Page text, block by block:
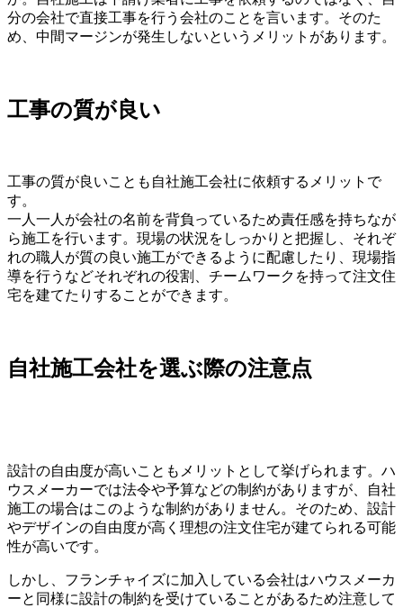
分の会社で直接工事を行う会社のことを言います。そのた
め、中間マージンが発生しないというメリットがあります。
工事の質が良い
工事の質が良いことも自社施工会社に依頼するメリットで
す。
一人一人が会社の名前を背負っているため責任感を持ちなが
ら施工を行います。現場の状況をしっかりと把握し、それぞ
れの職人が質の良い施工ができるように配慮したり、現場指
導を行うなどそれぞれの役割、チームワークを持って注文住
宅を建てたりすることができます。
自社施工会社を選ぶ際の注意点
設計の自由度が高いこともメリットとして挙げられます。ハ
ウスメーカーでは法令や予算などの制約がありますが、自社
施工の場合はこのような制約がありません。そのため、設計
やデザインの自由度が高く理想の注文住宅が建てられる可能
性が高いです。
しかし、フランチャイズに加入している会社はハウスメーカ
ーと同様に設計の制約を受けていることがあるため注意して